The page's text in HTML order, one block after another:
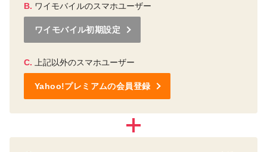
B. ワイモバイルのスマホユーザー
ワイモバイル初期設定
C. 上記以外のスマホユーザー
Yahoo!プレミアムの会員登録